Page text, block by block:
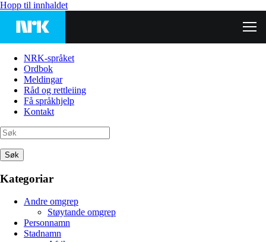
Hopp til innhaldet
NRK-språket
Ordbok
Meldingar
Råd og rettleiing
Få språkhjelp
Kontakt
Søk
Kategoriar
Andre omgrep
Støytande omgrep
Personnamn
Stadnamn